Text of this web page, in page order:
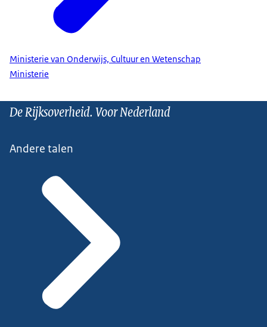
Ministerie van Onderwijs, Cultuur en Wetenschap
Ministerie
De Rijksoverheid. Voor Nederland
Andere talen